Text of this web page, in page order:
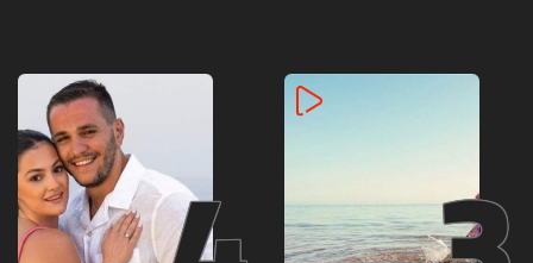
منذ آذار
وقع ضحيّة أعماله؟